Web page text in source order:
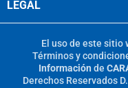
LEGAL
El uso de este sitio
Términos y
Información de
Derechos Reservados